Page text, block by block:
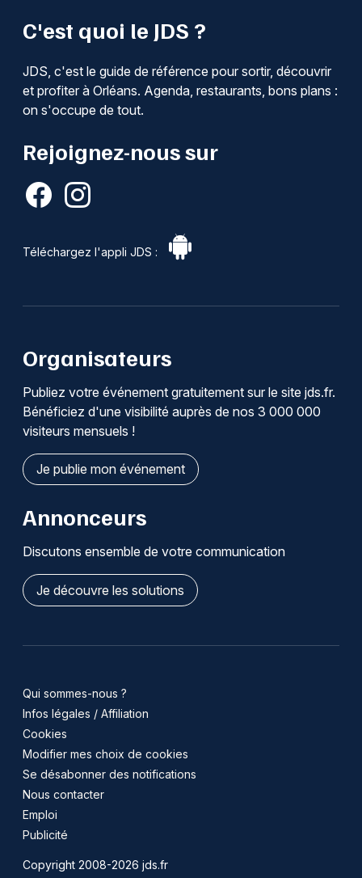
C'est quoi le JDS ?
JDS, c'est le guide de référence pour sortir, découvrir
et profiter à Orléans. Agenda, restaurants, bons plans :
on s'occupe de tout.
Rejoignez-nous sur
Téléchargez l'appli JDS :
Organisateurs
Publiez votre événement gratuitement sur le site jds.fr.
Bénéficiez d'une visibilité auprès de nos 3 000 000
visiteurs mensuels !
Je publie mon événement
Annonceurs
Discutons ensemble de votre communication
Je découvre les solutions
Qui sommes-nous ?
Infos légales / Affiliation
Cookies
Modifier mes choix de cookies
Se désabonner des notifications
Nous contacter
Emploi
Publicité
Copyright 2008-2026 jds.fr